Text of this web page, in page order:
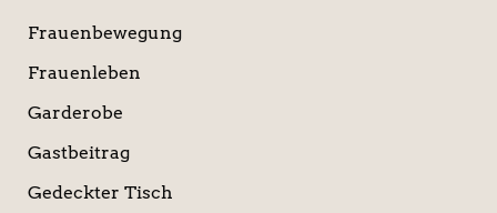
Frauenbewegung
Frauenleben
Garderobe
Gastbeitrag
Gedeckter Tisch